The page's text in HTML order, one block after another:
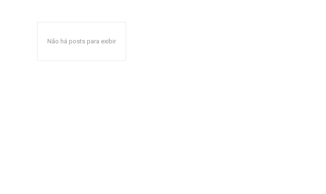
Não há posts para exibir